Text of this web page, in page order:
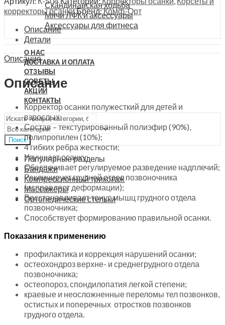
Скандинавская ходьба
Мячи ЛФК и аксессуары
Аксессуары для фитнеса
О НАС
ДОСТАВКА И ОПЛАТА
ОТЗЫВЫ
СОВЕТЫ
АКЦИИ
КОНТАКТЫ
Поиск
Популярные разделы
Бандажи
Компрессионный трикотаж
Массажеры
Ортопедические стельки
К-504
quantity
корректоры осанкиБренд:Комф-Орт
Описание
Детали
Описание
Описание
Корректор осанки полужесткий для детей и
взрослых;
Состав – текстурированный полиэфир (90%),
полипропилен (10%);
4 гибких ребра жесткости;
Улучшает осанку;
Обеспечивает регулируемое разведение надплечий;
Реклинирует грудной отдел позвоночника
(исправляет деформации);
Восстанавливает тонус мышц грудного отдела
позвоночника;
Способствует формированию правильной осанки.
Показания к применению
профилактика и коррекция нарушений осанки;
остеохондроз верхне- и среднегрудного отдела
позвоночника;
остеопороз, спондилопатия легкой степени;
краевые и неосложненные переломы тел позвонков,
остистых и поперечных отростков позвонков
грудного отдела.